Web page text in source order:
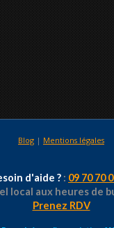
Blog | Mentions légales
d'aide ? : 09 70 70
local aux heures de
Prenez RDV